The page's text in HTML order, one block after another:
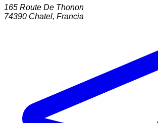
165 Route De Thonon
74390 Chatel, Francia